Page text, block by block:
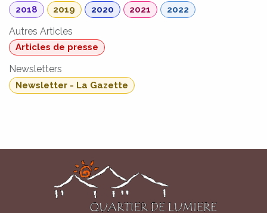
2018 2019 2020 2021 2022
Autres Articles
Articles de presse
Newsletters
Newsletter - La Gazette